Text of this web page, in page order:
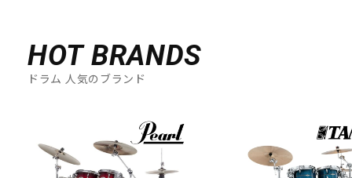
HOT BRANDS
ドラム 人気のブランド